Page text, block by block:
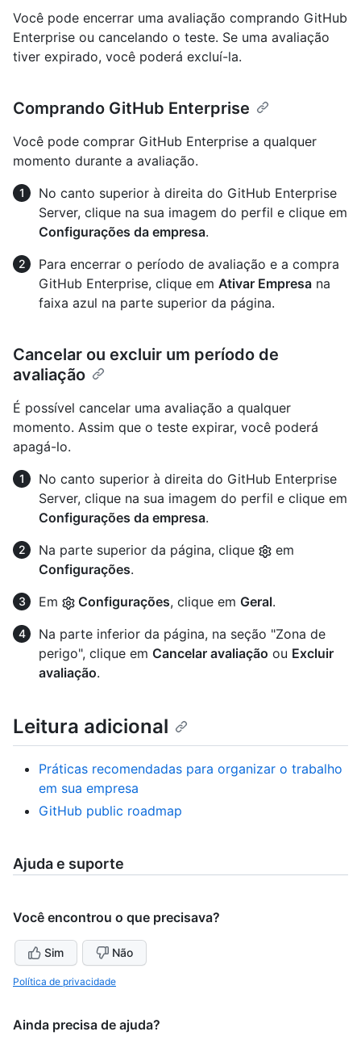
Você pode encerrar uma avaliação comprando GitHub
Enterprise ou cancelando o teste. Se uma avaliação
tiver expirado, você poderá excluí-la.
Comprando GitHub Enterprise
Você pode comprar GitHub Enterprise a qualquer
momento durante a avaliação.
No canto superior à direita do GitHub Enterprise
Server, clique na sua imagem do perfil e clique em
Configurações da empresa.
Para encerrar o período de avaliação e a compra
GitHub Enterprise, clique em Ativar Empresa na
faixa azul na parte superior da página.
Cancelar ou excluir um período de
avaliação
É possível cancelar uma avaliação a qualquer
momento. Assim que o teste expirar, você poderá
apagá-lo.
No canto superior à direita do GitHub Enterprise
Server, clique na sua imagem do perfil e clique em
Configurações da empresa.
Na parte superior da página, clique
em
Configurações.
Em
Configurações, clique em Geral.
Na parte inferior da página, na seção "Zona de
perigo", clique em Cancelar avaliação ou Excluir
avaliação.
Leitura adicional
Práticas recomendadas para organizar o trabalho
em sua empresa
GitHub public roadmap
Ajuda e suporte
Você encontrou o que precisava?
Sim Não
Política de privacidade
Ainda precisa de ajuda?